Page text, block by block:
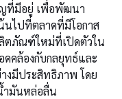
ญที่มีอยู่ เพื่อพัฒนา
นไปที่ตลาดที่มีโอกาส
ลิตภัณฑ์ใหม่ที่เปิดตัวใน
คล้องกับกลยุทธ์และ
งมีประสิทธิภาพ โดย
ำมันหล่อลื่น